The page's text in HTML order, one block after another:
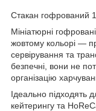
Стакан гофрований
Мініатюрні
жовтому кольорі —
сервірування та
безпечні, вони не
організацію
Ідеально підходять
кейтерингу та